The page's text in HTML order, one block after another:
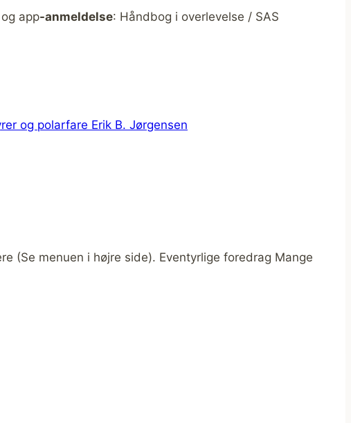
app-anmeldelse: Håndbog i overlevelse / SAS
(Se menuen i højre side). Eventyrlige foredrag Mange